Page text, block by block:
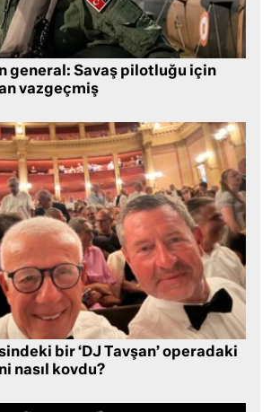
general: Savaş pilotluğu için
vazgeçmiş
bir ‘DJ Tavşan’ operadaki
nasıl kovdu?